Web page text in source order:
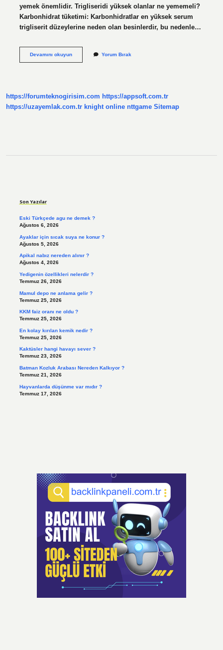
yemek önemlidir. Trigliseridi yüksek olanlar ne yememeli?
Karbonhidrat tüketimi: Karbonhidratlar en yüksek serum
trigliserit düzeylerine neden olan besinlerdir, bu nedenle…
Devamını okuyunKanda
Yorum Bırak
https://forumteknogirisim.com https://appsoft.com.tr
https://uzayemlak.com.tr knight online nttgame Sitemap
Son Yazılar
Eski Türkçede agu ne demek ?
Ağustos 6, 2026
Ayaklar için sıcak suya ne konur ?
Ağustos 5, 2026
Apikal nabız nereden alınır ?
Ağustos 4, 2026
Yedigenin özellikleri nelerdir ?
Temmuz 26, 2026
Mamul depo ne anlama gelir ?
Temmuz 25, 2026
KKM faiz oranı ne oldu ?
Temmuz 25, 2026
En kolay kırılan kemik nedir ?
Temmuz 25, 2026
Kaktüsler hangi havayı sever ?
Temmuz 23, 2026
Batman Kozluk Arabası Nereden Kalkıyor ?
Temmuz 21, 2026
Hayvanlarda düşünme var mıdır ?
Temmuz 17, 2026